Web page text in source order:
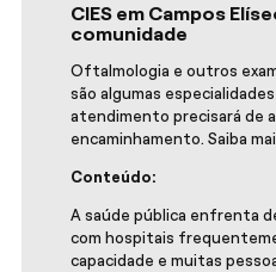
CIES em Campos
comunidade
Oftalmologia e outros
são algumas
atendimento precisará de
encaminhamento. Saiba
Conteúdo:
A saúde pública enfrenta
com hospitais
capacidade e muitas